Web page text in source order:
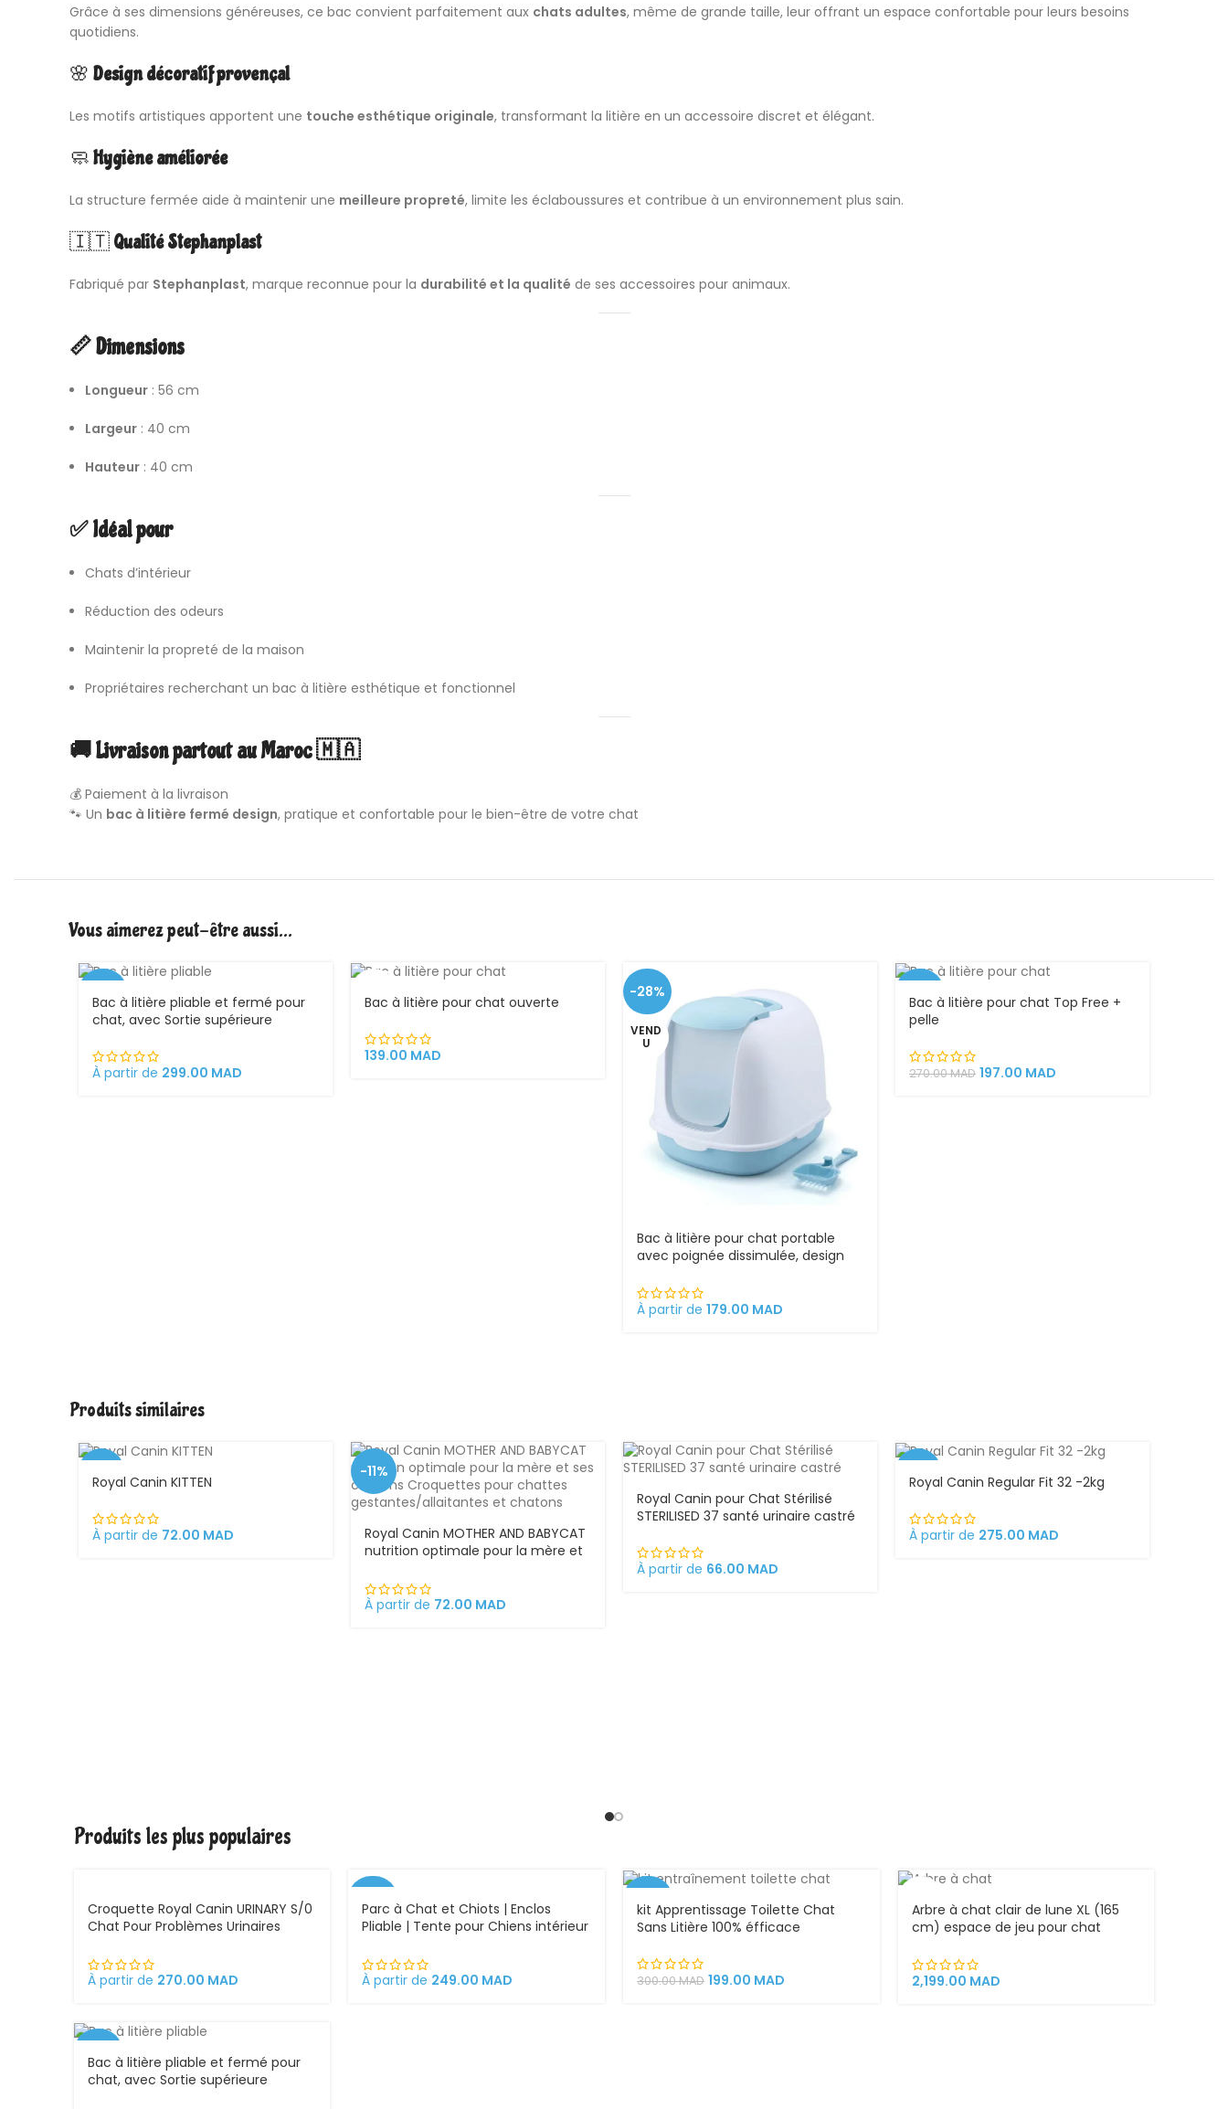
Grâce à ses dimensions généreuses, ce bac convient parfaitement aux chats adultes, même de grande taille, leur offrant un espace confortable pour leurs besoins
quotidiens.
🌸 Design décoratif provençal
Les motifs artistiques apportent une touche esthétique originale, transformant la litière en un accessoire discret et élégant.
🧼Hygiène améliorée
La structure fermée aide à maintenir une meilleure propreté, limite les éclaboussures et contribue à un environnement plus sain.
🇮🇹Qualité Stephanplast
Fabriqué par Stephanplast, marque reconnue pour la durabilité et la qualité de ses accessoires pour animaux.
📏 Dimensions
Longueur : 56 cm
Largeur : 40 cm
Hauteur : 40 cm
✅ Idéal pour
Chats d’intérieur
Réduction des odeurs
Maintenir la propreté de la maison
Propriétaires recherchant un bac à litière esthétique et fonctionnel
🚚 Livraison partout au Maroc 🇲🇦
💰 Paiement à la livraison
🐾 Un bac à litière fermé design, pratique et confortable pour le bien-être de votre chat
Vous aimerez peut-être aussi…
CHAUD
Bac à litière pliable et fermé pour
chat, avec Sortie supérieure
À partir de 299.00 MAD
U
Bac à litière pour chat ouverte
139.00 MAD
-28%
VEND
U
Bac à litière pour chat portable
avec poignée dissimulée, design
À partir de 179.00 MAD
VEND
Bac à litière pour chat Top Free +
pelle
270.00MAD 197.00 MAD
Produits similaires
Royal Canin KITTEN
À partir de 72.00 MAD
-11%
Royal Canin MOTHER AND BABYCAT
nutrition optimale pour la mère et
chattes gestantes/allaitantes et
chatons
À partir de 72.00 MAD
Royal Canin pour Chat Stérilisé
STERILISED 37 santé urinaire castré
À partir de 66.00 MAD
Royal Canin Regular Fit 32 -2kg
À partir de 275.00 MAD
Produits les plus populaires
Croquette Royal Canin URINARY S/0
Chat Pour Problèmes Urinaires
À partir de 270.00 MAD
Parc à Chat et Chiots | Enclos
Pliable | Tente pour Chiens intérieur
À partir de 249.00 MAD
kit Apprentissage Toilette Chat
Sans Litière 100% éfficace
300.00MAD 199.00 MAD
U
Arbre à chat clair de lune XL (165
cm) espace de jeu pour chat
2,199.00 MAD
Bac à litière pliable et fermé pour
chat, avec Sortie supérieure